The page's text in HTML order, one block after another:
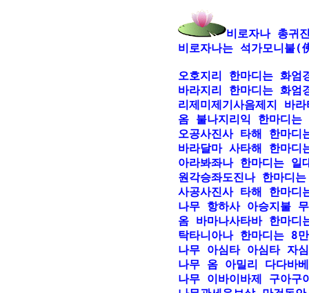
비로자나 총귀
비로자나는 석가모니불
오호지리 한마디는 화
바라지리 한마디는 화
리제미제기사음제지 바
옴 불나지리익 한마디
오공사진사 타해 한마
바라달마 사타해 한마
아라봐좌나 한마디는
원각승좌도진나 한마디
사공사진사 타해 한마
나무 항하사 아승지불
옴 바마나사타바 한마
탁타니아나 한마디는 8
나무 아심타 아심타 자
나무 옴 아밀리 다다바
나무 이바이바제 구아